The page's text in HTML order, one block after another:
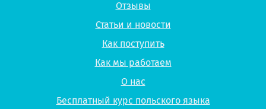
Отзывы
Статьи и новости
Как поступить
Как мы работаем
О нас
Бесплатный курс польского языка